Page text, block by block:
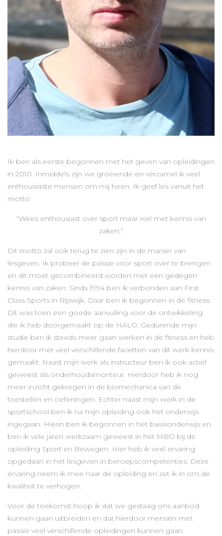
Ik ben als eerste begonnen met het geven van opleidingen
in 2010. Inmiddels zijn we groeiende en verzamel ik veel
enthousiaste mensen om mij heen. Ik geef les vanuit het
motto:
“Wees enthousiast over sport maar wel met kennis van
zaken.”
Dit motto zal ook terug te zien zijn in de manier van
lesgeven. Ik probeer de passie voor sport over te brengen
en dit moet gecombineerd worden met een gedegen
kennis van zaken. Sinds 1994 ben ik verbonden aan First
Class Sports in Rijswijk. Daar ben ik begonnen in de fitness.
Dit was toen een goede aanvulling voor de ontwikkeling
die ik heb doorgemaakt op de HALO. Gedurende mijn
studie ben ik steeds meer gaan werken in de fitness en heb
hierdoor met veel verschillende facetten van dit werk kennis
gemaakt. Naast mijn werk als instructeur ben ik ook actief
geweest als onderhoudsmonteur. Hierdoor heb ik nog
meer inzicht gekregen in de biomechanica van de
toestellen en oefeningen. Echter naast mijn werk in de
sportschool ben ik na mijn opleiding ook het onderwijs
ingegaan. Hierin ben ik begonnen in het basisonderwijs en
ben ik vele jaren werkzaam geweest in het MBO bij de
opleiding Sport en Bewegen. Hier heb ik veel ervaring
opgedaan in het lesgeven in beroepscompetenties. Deze
ervaring neem ik mee naar de opleiding en zet ik in om de
kwaliteit te verhogen.
Voor de toekomst hoop ik dat we gestaag ons aanbod
kunnen gaan uitbreiden en dat hierdoor mensen met
passie veel verschillende opleidingen kunnen gaan